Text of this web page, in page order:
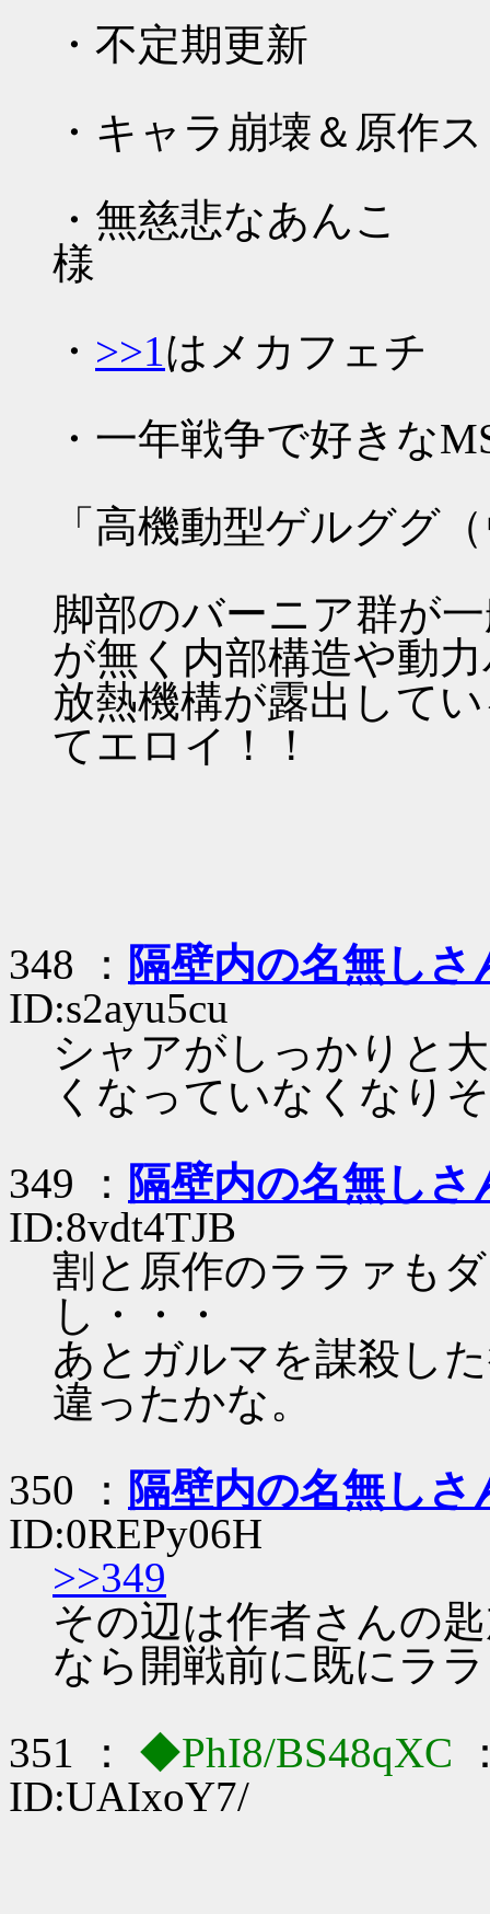
・不定期更新
・キャラ崩壊＆原作
・無慈悲なあんこ
・ >>1はメカフェチ
・一年戦争で好きな
「高機動型ゲルググ
脚部のバーニア群が
が無く内部構造や動
放熱機構が露出して
てエロイ！！
348 ： 隔壁内の名無しさ
ID:s2ayu5cu
シャアがしっかりと
くなっていなくなり
349 ： 隔壁内の名無しさ
ID:8vdt4TJB
割と原作のララァも
し・・・
あとガルマを謀殺し
違ったかな。
350 ： 隔壁内の名無しさ
ID:0REPy06H
>>349
その辺は作者さんの
なら開戦前に既にラ
351 ：
◆PhI8/BS48qXC
ID:UAIxoY7/